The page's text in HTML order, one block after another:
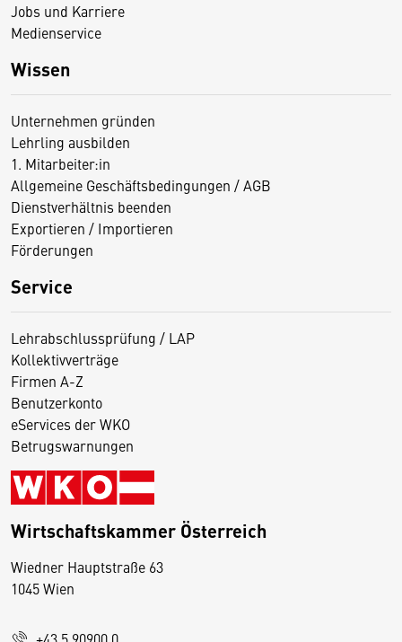
Jobs und Karriere
Medienservice
Wissen
Unternehmen gründen
Lehrling ausbilden
1. Mitarbeiter:in
Allgemeine Geschäftsbedingungen / AGB
Dienstverhältnis beenden
Exportieren / Importieren
Förderungen
Service
Lehrabschlussprüfung / LAP
Kollektivverträge
Firmen A-Z
Benutzerkonto
eServices der WKO
Betrugswarnungen
Wirtschaftskammer Österreich
Wiedner Hauptstraße 63
1045 Wien
D